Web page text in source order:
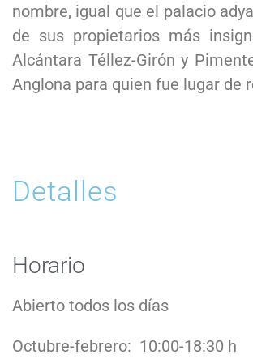
nombre, igual que el palacio
de sus propietarios más
Alcántara Téllez-Girón y
Anglona para quien fue lugar de
Detalles
Horario
Abierto todos los días
Octubre-febrero: 10:00-18:30 h